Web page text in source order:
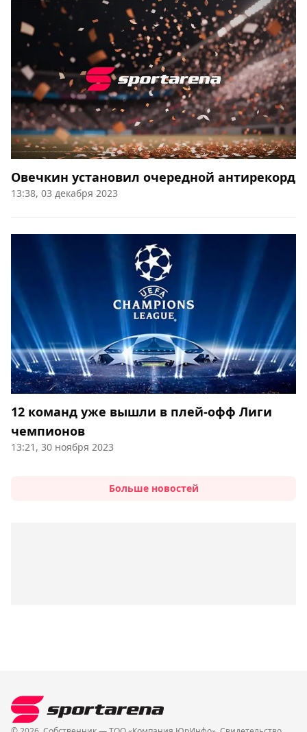
Овечкин установил очередной антирекорд
13:38, 03 декабря 2023
12 команд уже вышли в плей-офф Лиги
чемпионов
13:21, 30 ноября 2023
Больше новостей